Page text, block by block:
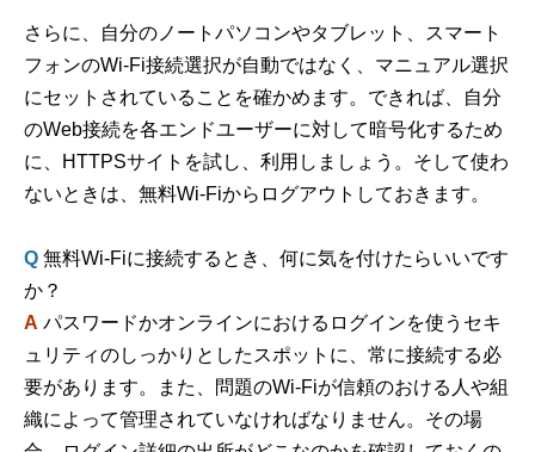
さらに、自分のノートパソコンやタブレット、スマート
フォンのWi-Fi接続選択が自動ではなく、マニュアル選択
にセットされていることを確かめます。できれば、自分
のWeb接続を各エンドユーザーに対して暗号化するため
に、HTTPSサイトを試し、利用しましょう。そして使わ
ないときは、無料Wi-Fiからログアウトしておきます。
Q 無料Wi-Fiに接続するとき、何に気を付けたらいいです
か？
A パスワードかオンラインにおけるログインを使うセキ
ュリティのしっかりとしたスポットに、常に接続する必
要があります。また、問題のWi-Fiが信頼のおける人や組
織によって管理されていなければなりません。その場